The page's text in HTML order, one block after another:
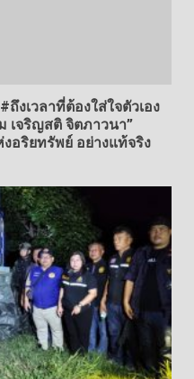
งเวลาที่ต้องใส่ใจตัวเอง
เจริญสติ จิตภาวนา”
อริยทรัพย์ อย่างแท้จริง